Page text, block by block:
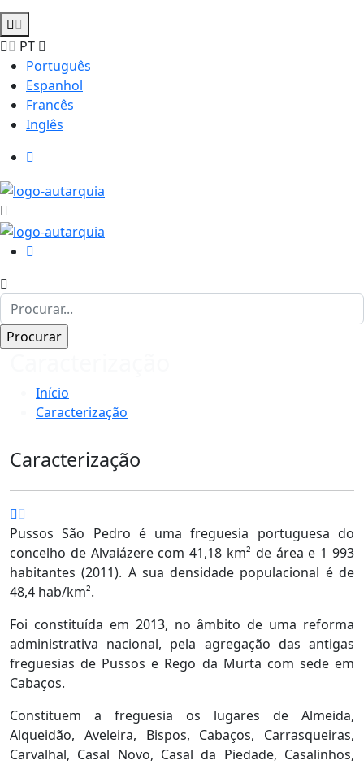
PT
Português
Espanhol
Francês
Inglês
Início
Caracterização
Caracterização
Pussos São Pedro é uma freguesia portuguesa do
concelho de Alvaiázere com 41,18 km² de área e 1 993
habitantes (2011). A sua densidade populacional é de
48,4 hab/km².
Foi constituída em 2013, no âmbito de uma reforma
administrativa nacional, pela agregação das antigas
freguesias de Pussos e Rego da Murta com sede em
Cabaços.
Constituem a freguesia os lugares de Almeida,
Alqueidão, Aveleira, Bispos, Cabaços, Carrasqueiras,
Carvalhal, Casal Novo, Casal da Piedade, Casalinhos,